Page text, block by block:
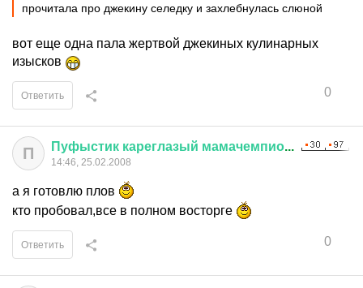
прочитала про джекину селедку и захлебнулась слюной
вот еще одна пала жертвой джекиных кулинарных
изысков
0
Ответить
П Пуфыстик кареглазый мамачемпио...
14:46, 25.02.2008
а я готовлю плов
кто пробовал,все в полном восторге
0
Ответить